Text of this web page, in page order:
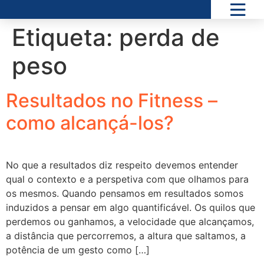
Etiqueta: perda de
peso
Resultados no Fitness –
como alcançá-los?
No que a resultados diz respeito devemos entender
qual o contexto e a perspetiva com que olhamos para
os mesmos. Quando pensamos em resultados somos
induzidos a pensar em algo quantificável. Os quilos que
perdemos ou ganhamos, a velocidade que alcançamos,
a distância que percorremos, a altura que saltamos, a
potência de um gesto como […]